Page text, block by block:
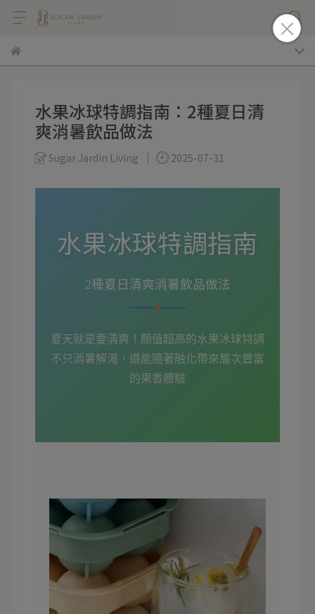
水果冰球特調指南：2種夏日清
爽消暑飲品做法
Sugar Jardin Living 2025-07-31
🍉
🍈
🍋
水果冰球特調指南
2種夏日清爽消暑飲品做法
夏天就是要清爽！顏值超高的水果冰球特調
不只消暑解渴，還能隨著融化帶來層次豐富
的果香體驗